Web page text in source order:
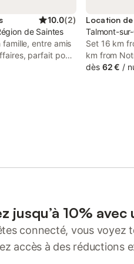
10.0(2)
de Saintes
entre amis
parfait pour
dans une
une cuisine
également
pour prendre votre
Notre village est
beaux villages de
unique
Talmont-
Set 16 km
km from
Gîte La
property is
Center, 25
dès 62 € /
jusqu’à 10%
connecté, vous voyez
accès à des réductions